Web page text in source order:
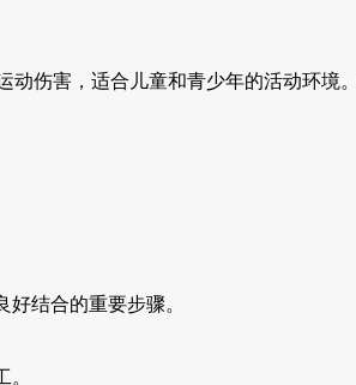
伤害，适合儿童和青少年的活动环境
好结合的重要步骤。